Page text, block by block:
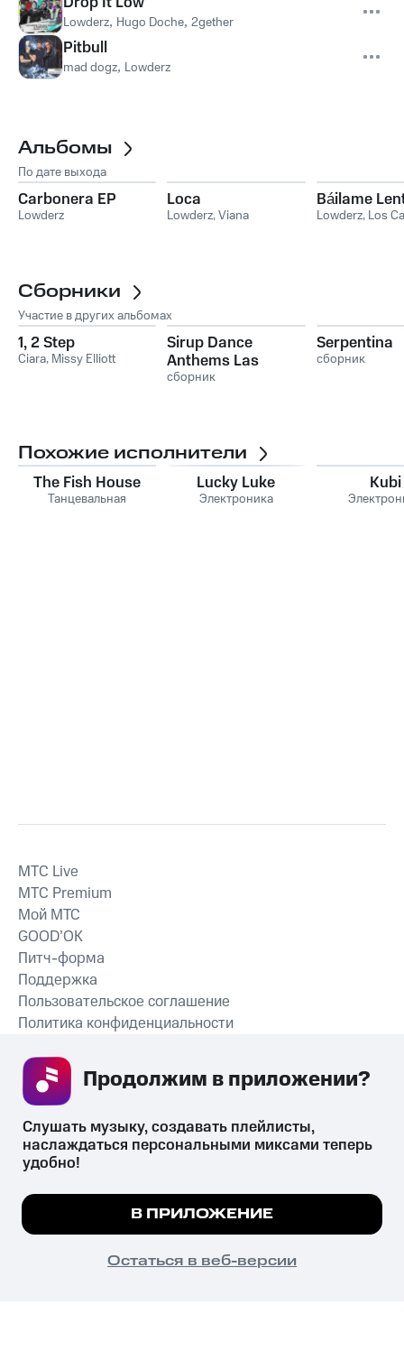
Lowderz, Hugo Doche, 2gether
Pitbull
mad dogz, Lowderz
Альбомы
По дате выхода
Carbonera EP
Lowderz
Loca
Lowderz,Viana
Báilame
Lowderz, Los
Сборники
Участие в других альбомах
1, 2 Step
Ciara, Missy Elliott
Sirup Dance
Anthems Las
Vegas 2018
сборник
Serpentina
сборник
Похожие исполнители
The Fish House
Танцевальная
Lucky Luke
Электроника
Kubi
СКАЧАТЬ ПРИЛОЖЕНИЕ
MTС Live
MTС Premium
Мой МТС
GOOD’OK
Питч-форма
Поддержка
Пользовательское соглашение
Политика конфиденциальности
психотропных веществ, их аналогов причиняет вред здоровью,
их незаконный оборот запрещён и влечёт установленную
законодательством ответственность.
© 2026 ООО «КИОН».
Все права защищены
Мы используем куки, чтобы на сайте все
Подробнее
ПОНЯТНО
Слушать музыку, создавать плейлисты,
наслаждаться персональными миксами теперь
удобно!
В ПРИЛОЖЕНИЕ
Остаться в веб-версии